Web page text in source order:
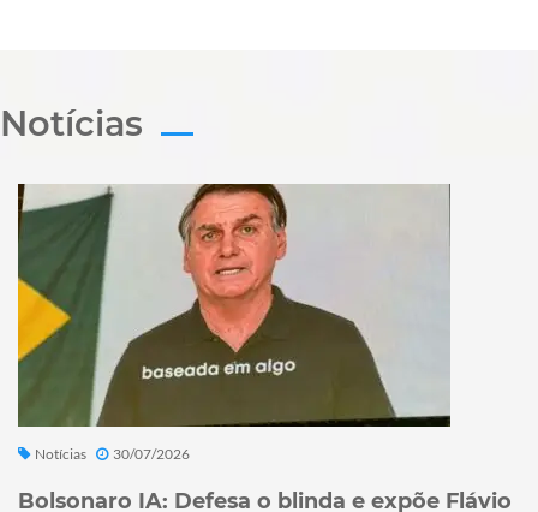
Notícias
Notícias 30/07/2026
Bolsonaro IA: Defesa o blinda e expõe Flávio